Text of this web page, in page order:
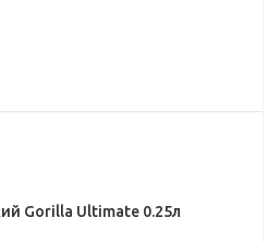
Gorilla Ultimate 0.25л